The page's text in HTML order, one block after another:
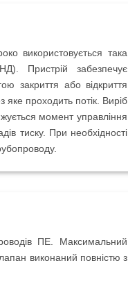
використовується така
Пристрій забезпечує
закриття або відкриття
яке проходить потік. Виріб
момент управління
тиску. При необхідності
ПЕ. Максимальний
виконаний повністю з